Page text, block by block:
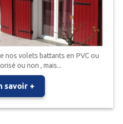
nos volets battants en PVC ou
ou non , mais...
savoir +